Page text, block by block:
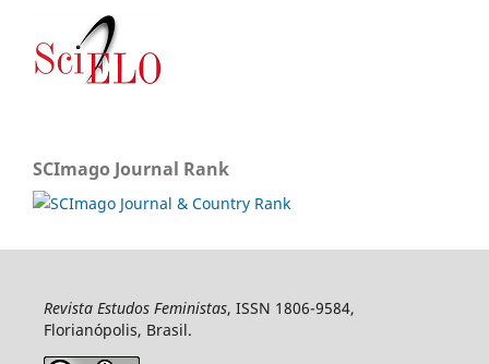
SCImago Journal Rank
Revista Estudos Feministas, ISSN 1806-9584,
Florianópolis, Brasil.